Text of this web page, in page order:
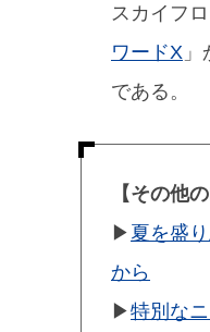
スカイフ
ワードX
である。
【その他
▶︎ 夏を盛
から
▶︎特別な